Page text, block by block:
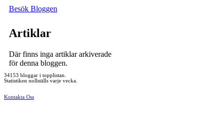
Besök Bloggen
Artiklar
Där finns inga artiklar arkiverade
för denna bloggen.
34153 bloggar i topplistan.
Statistiken nollställs varje vecka.
Kontakta Oss